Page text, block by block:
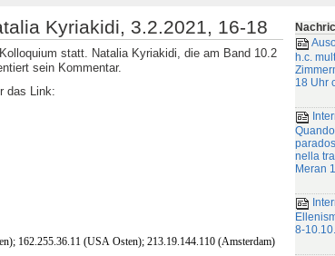
Bibliotheca Comica Impressum und
Kyriakidi, 3.2.2021, 16-18
statt. Natalia Kyriakidi, die am Band 10.2
sein Kommentar.
das Link:
162.255.36.11 (USA Osten); 213.19.144.110 (Amsterdam)
h.c.
18 Uhr
nella
Meran
8-